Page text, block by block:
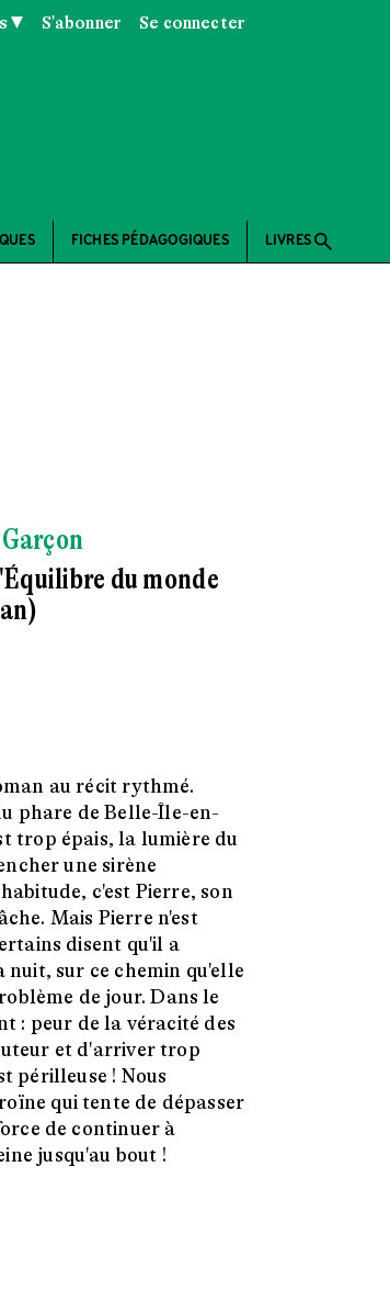
▼ S'abonner Se connecter
FICHES PÉDAGOGIQUES LIVRES search
du monde
au récit rythmé.
phare de Belle-Île-en-
trop épais, la lumière du
une sirène
c'est Pierre, son
Mais Pierre n'est
disent qu'il a
nuit, sur ce chemin qu'elle
de jour. Dans le
: peur de la véracité des
et d'arriver trop
périlleuse ! Nous
qui tente de dépasser
de continuer à
jusqu'au bout !